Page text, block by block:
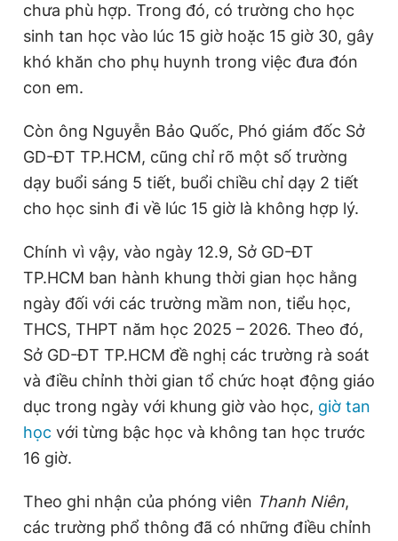
chưa phù hợp. Trong đó, có trường cho học
sinh tan học vào lúc 15 giờ hoặc 15 giờ 30, gây
khó khăn cho phụ huynh trong việc đưa đón
con em.
Còn ông Nguyễn Bảo Quốc, Phó giám đốc Sở
GD-ĐT TP.HCM, cũng chỉ rõ một số trường
dạy buổi sáng 5 tiết, buổi chiều chỉ dạy 2 tiết
cho học sinh đi về lúc 15 giờ là không hợp lý.
Chính vì vậy, vào ngày 12.9, Sở GD-ĐT
TP.HCM ban hành khung thời gian học hằng
ngày đối với các trường mầm non, tiểu học,
THCS, THPT năm học 2025 – 2026. Theo đó,
Sở GD-ĐT TP.HCM đề nghị các trường rà soát
và điều chỉnh thời gian tổ chức hoạt động giáo
dục trong ngày với khung giờ vào học, giờ tan
học với từng bậc học và không tan học trước
16 giờ.
Theo ghi nhận của phóng viên Thanh Niên,
các trường phổ thông đã có những điều chỉnh